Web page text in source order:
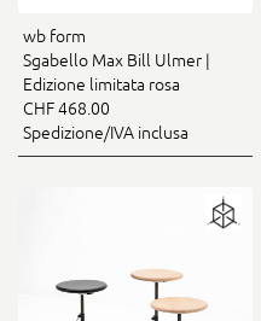
wb form
Sgabello Max Bill Ulmer |
Edizione limitata rosa
CHF 468.00
Spedizione/IVA inclusa